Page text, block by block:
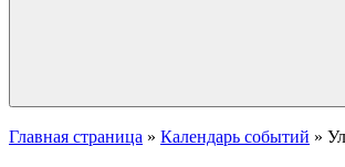
Главная страница » Календарь событий »